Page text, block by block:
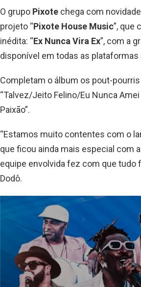
O grupo Pixote chega com
projeto “Pixote House Music”, que
inédita: “Ex Nunca Vira Ex”, com a
disponível em todas as plataformas
Completam o álbum os pout-
“Talvez/Jeito Felino/Eu Nunca
Paixão”.
“Estamos muito contentes com o
que ficou ainda mais especial com
equipe envolvida fez com que tudo
Dodô.